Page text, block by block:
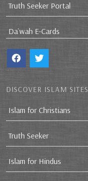
Truth Seeker Portal
Da`wah E-Cards
DISCOVER ISLAM SITES
Islam for Christians
Truth Seeker
Islam for Hindus